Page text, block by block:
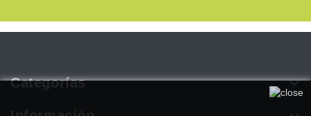
Categorías
Utilizamos cookies propias y de terceros para mejorar
nuestros servicios. Si continúa navegando, consideramos que